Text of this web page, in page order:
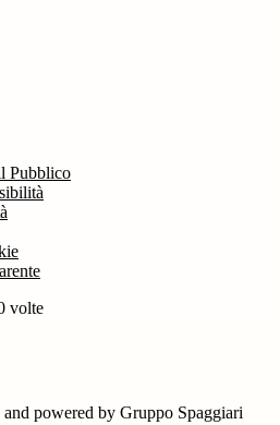
Pubblico
volte
powered by Gruppo Spaggiari